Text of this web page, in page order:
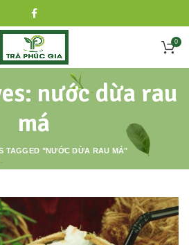
0
nước dừa rau
má
TAGGED "NƯỚC DỪA RAU MÁ"